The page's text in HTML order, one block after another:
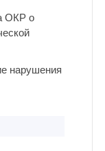
ОКР о
нарушения